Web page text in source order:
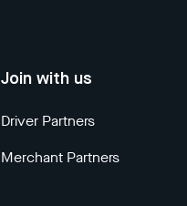
Join with us
Driver Partners
Merchant Partners